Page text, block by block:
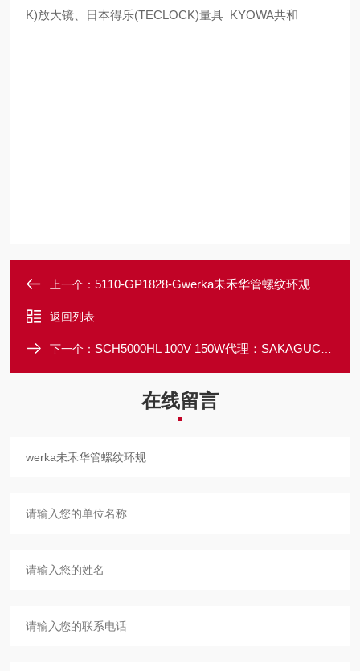
K)放大镜、日本得乐(TECLOCK)量具 KYOWA共和
上一个： 5110-GP1828-Gwerka未禾华管螺纹环规
返回列表
下一个： SCH5000HL 100V 150W代理：SAKAGUCHI坂口电热加热电缆硅橡胶
在线留言